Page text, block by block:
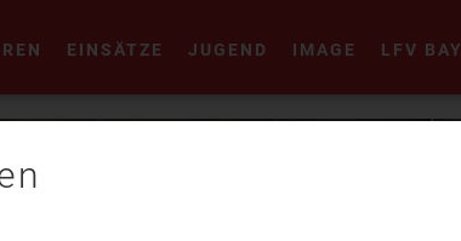
EINSÄTZE JUGEND IMAGE LFV